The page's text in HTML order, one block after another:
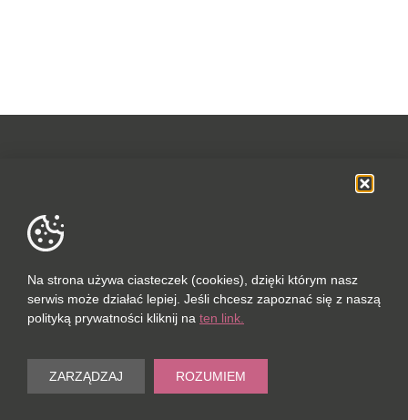
POLUBIONYCH (0 / 10)
Wyczyść
SOCIAL MEDIA
DANE FIRMOWE
© 2023
PORT-REAL ESTATE SP. Z O.O.
Na strona używa ciasteczek (cookies), dzięki którym nasz
serwis może działać lepiej. Jeśli chcesz zapoznać się z naszą
polityką prywatności kliknij na ten link.
ZARZĄDZAJ ROZUMIEM